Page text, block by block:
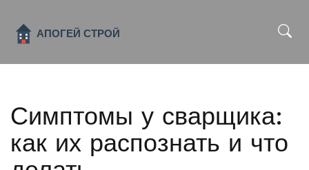
Симптомы у сварщика:
как их распознать и что